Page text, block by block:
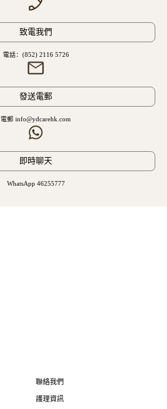
致電我們
電話：(852) 2116 5726
發送電郵
電郵 info@ydcarehk.com
即時聊天
WhatsApp 46255777
聯絡我們
護理資訊